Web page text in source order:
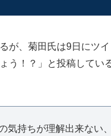
が、菊田氏は9日にツ
う！？」と投稿して
気持ちが理解出来ない